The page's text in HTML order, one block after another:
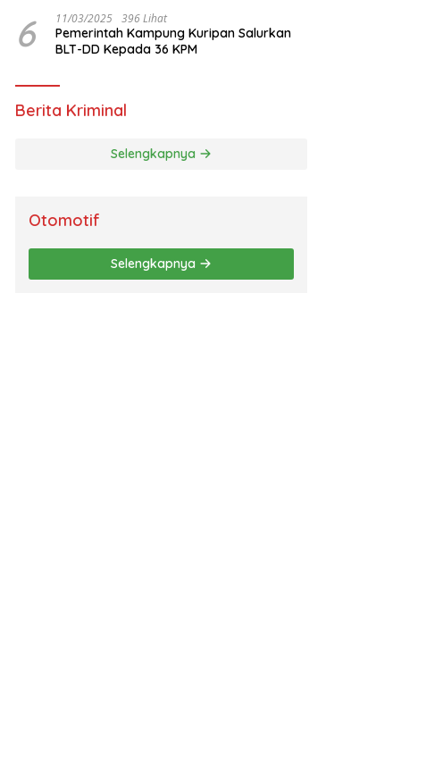
6 11/03/2025 396 Lihat
Pemerintah Kampung Kuripan Salurkan
BLT-DD Kepada 36 KPM
Berita Kriminal
Selengkapnya
Otomotif
Selengkapnya